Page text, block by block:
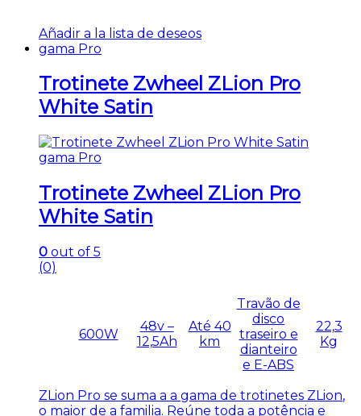
Añadir a la lista de deseos
gama Pro
Trotinete Zwheel ZLion Pro
White Satin
gama Pro
Trotinete Zwheel ZLion Pro
White Satin
0 out of 5
(0)
600W
48v –
12,5Ah
Até 40
km
Travão de
disco
traseiro e
dianteiro
e E-ABS
22,3
Kg
ZLion Pro se suma a a gama de trotinetes ZLion,
o maior de a familia. Reúne toda a potência e